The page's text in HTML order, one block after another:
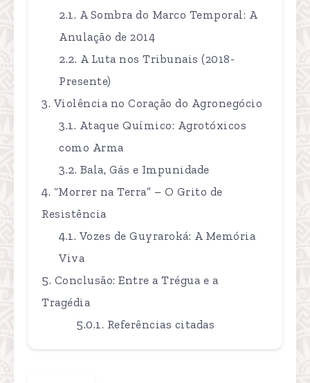
A Sombra do Marco Temporal: A
Anulação de 2014
A Luta nos Tribunais (2018-
Presente)
Violência no Coração do Agronegócio
Ataque Químico: Agrotóxicos
como Arma
Bala, Gás e Impunidade
“Morrer na Terra” – O Grito de
Resistência
Vozes de Guyraroká: A Memória
Viva
Conclusão: Entre a Trégua e a
Tragédia
Referências citadas